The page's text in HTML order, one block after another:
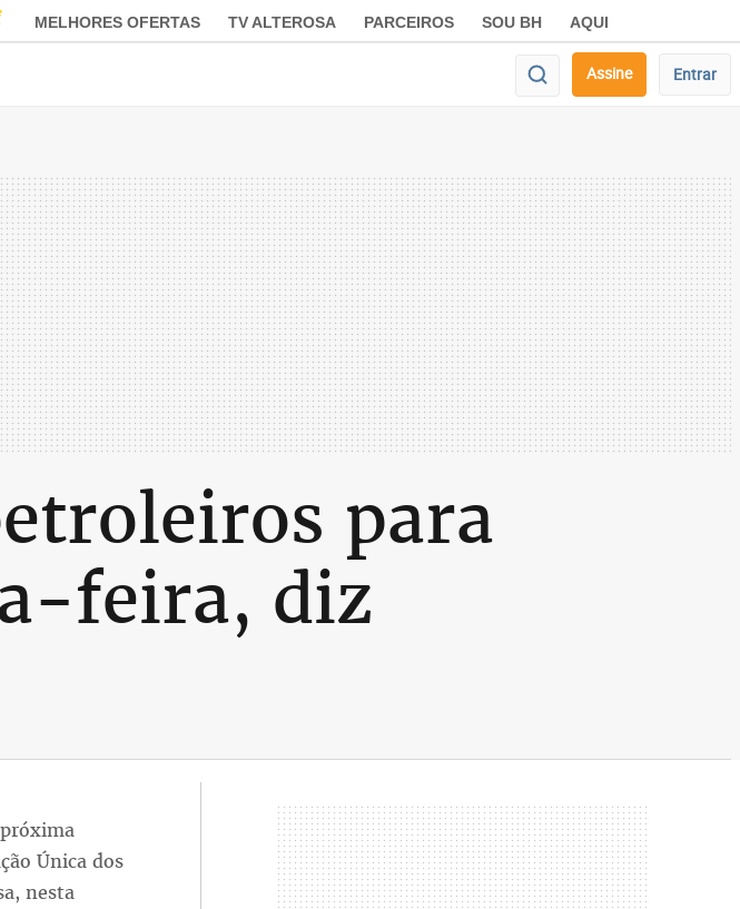
MELHORES OFERTAS TV ALTEROSA PARCEIROS SOU BH AQUI
Assine Entrar
para
feira, diz
Única dos
nesta